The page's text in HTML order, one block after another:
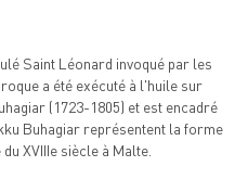
Saint Léonard invoqué par les
a été exécuté à l'huile sur
(1723-1805) et est encadré
Buhagiar représentent la forme
XVIIIe siècle à Malte.